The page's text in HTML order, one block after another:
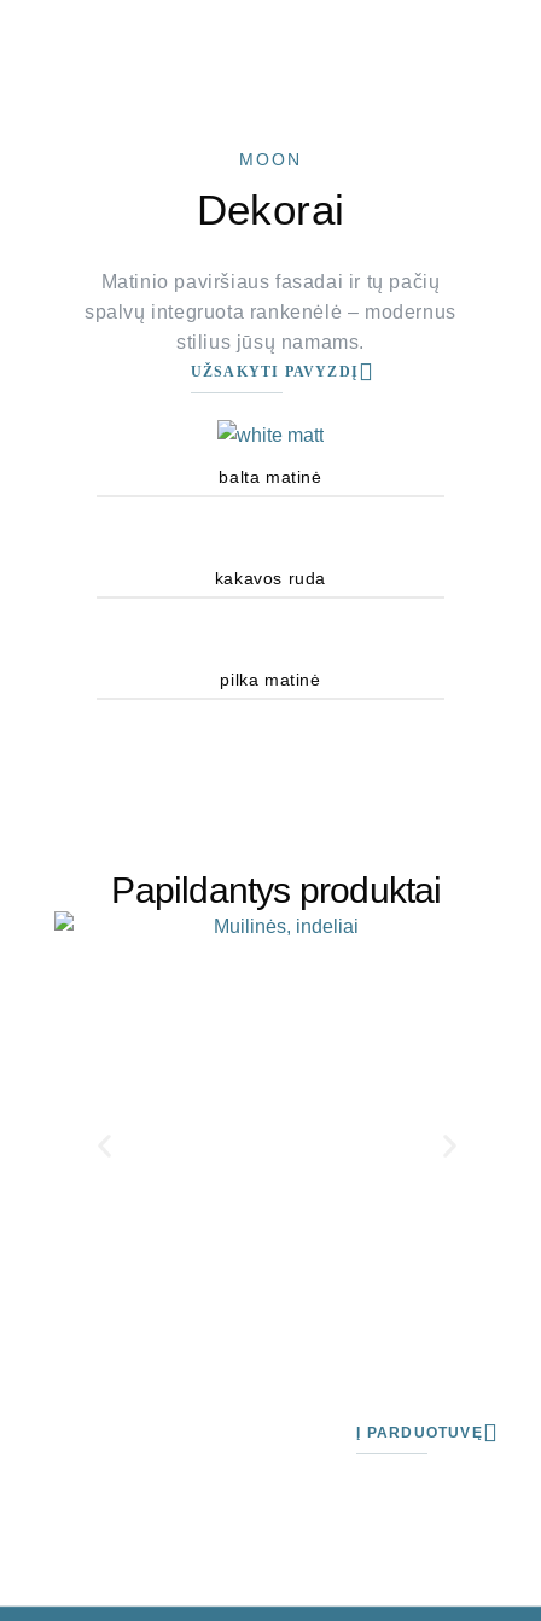
Dekorai
MOON
Matinio paviršiaus fasadai ir tų pačių
spalvų integruota rankenėlė – modernus
stilius jūsų namams.
UŽSAKYTI PAVYZDĮ
balta matinė
kakavos ruda
pilka matinė
Į PARDUOTUVĘ
Papildantys produktai